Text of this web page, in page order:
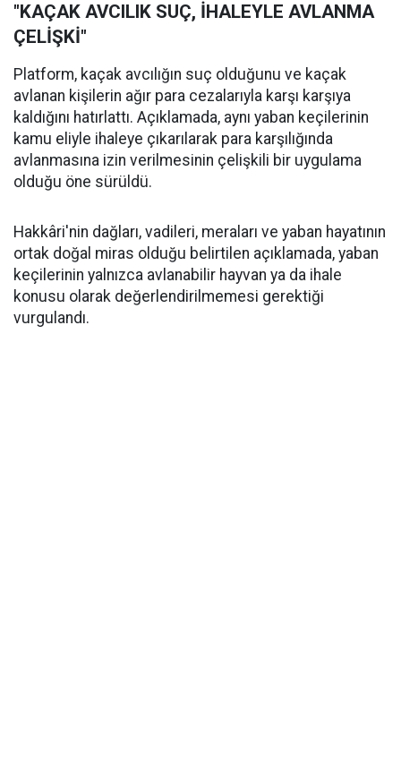
"KAÇAK AVCILIK SUÇ, İHALEYLE AVLANMA
ÇELİŞKİ"
Platform, kaçak avcılığın suç olduğunu ve kaçak
avlanan kişilerin ağır para cezalarıyla karşı karşıya
kaldığını hatırlattı. Açıklamada, aynı yaban keçilerinin
kamu eliyle ihaleye çıkarılarak para karşılığında
avlanmasına izin verilmesinin çelişkili bir uygulama
olduğu öne sürüldü.
Hakkâri'nin dağları, vadileri, meraları ve yaban hayatının
ortak doğal miras olduğu belirtilen açıklamada, yaban
keçilerinin yalnızca avlanabilir hayvan ya da ihale
konusu olarak değerlendirilmemesi gerektiği
vurgulandı.